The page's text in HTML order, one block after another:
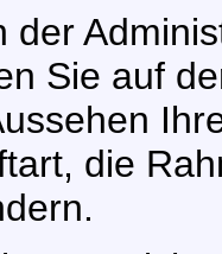
der
Sie auf
die